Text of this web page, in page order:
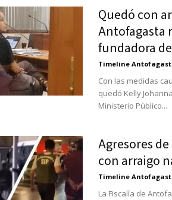
Quedó con
Antofagasta
fundadora
Timeline
Con las medidas
quedó Kelly
Ministerio Público...
Agresores
con arraigo
Timeline
La Fiscalía de